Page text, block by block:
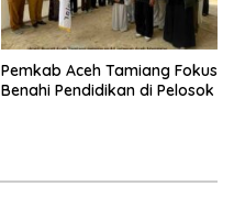
Pemkab Aceh Tamiang Fokus
Benahi Pendidikan di Pelosok